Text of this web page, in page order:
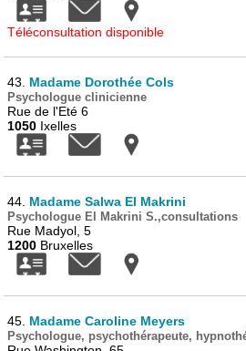
Téléconsultation disponible
43. Madame Dorothée Cols
Psychologue clinicienne
Rue de l'Eté 6
1050 Ixelles
44. Madame Salwa El Makrini
Psychologue El Makrini S.,consultations
Rue Madyol, 5
1200 Bruxelles
45. Madame Caroline Meyers
Psychologue, psychothérapeute,